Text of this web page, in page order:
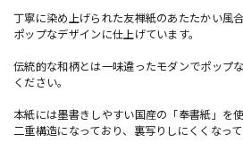
丁寧に染め上げられた友禅紙のあたたかい風
ポップなデザインに仕上げています。
伝統的な和柄とは一味違ったモダンでポップ
ください。
本紙には墨書きしやすい国産の「奉書紙」を
二重構造になっており、裏写りしにくくなって